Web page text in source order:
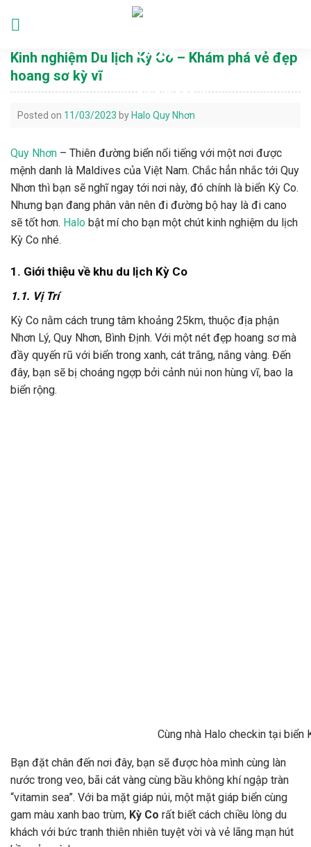
Kinh nghiệm Du lịch Kỳ Co – Khám phá vẻ đẹp
hoang sơ kỳ vĩ
Posted on 11/03/2023 by Halo Quy Nhơn
Quy Nhơn – Thiên đường biển nổi tiếng với một nơi được
mệnh danh là Maldives của Việt Nam. Chắc hẳn nhắc tới Quy
Nhơn thì bạn sẽ nghĩ ngay tới nơi này, đó chính là biển Kỳ Co.
Nhưng bạn đang phân vân nên đi đường bộ hay là đi cano
sẽ tốt hơn. Halo bật mí cho bạn một chút kinh nghiệm du lịch
Kỳ Co nhé.
1. Giới thiệu về khu du lịch Kỳ Co
1.1. Vị Trí
Kỳ Co nằm cách trung tâm khoảng 25km, thuộc địa phận
Nhơn Lý, Quy Nhơn, Bình Định. Với một nét đẹp hoang sơ mà
đầy quyến rũ với biển trong xanh, cát trắng, nắng vàng. Đến
đây, bạn sẽ bị choáng ngợp bởi cảnh núi non hùng vĩ, bao la
biển rộng.
Cùng nhà Halo checkin tại biển
Bạn đặt chân đến nơi đây, bạn sẽ được hòa mình cùng làn
nước trong veo, bãi cát vàng cùng bầu không khí ngập tràn
“vitamin sea”. Với ba mặt giáp núi, một mặt giáp biển cùng
gam màu xanh bao trùm, Kỳ Co rất biết cách chiều lòng du
khách với bức tranh thiên nhiên tuyệt vời và vẻ lãng mạn hút